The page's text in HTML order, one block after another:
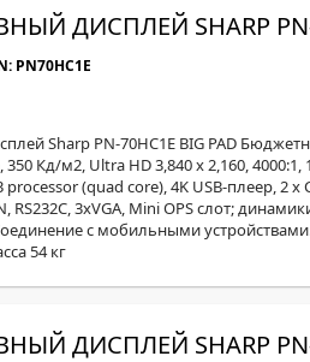
ДИСПЛЕЙ SHARP
PN70HC1E
Sharp PN-70HС1E BIG PAD
350 Кд/м2, Ultra HD 3,840 x 2,160,
(quad core), 4K USB-плеер, 2 x
RS232С, 3xVGA, Mini OPS слот;
с мобильными
54 кг
ДИСПЛЕЙ SHARP